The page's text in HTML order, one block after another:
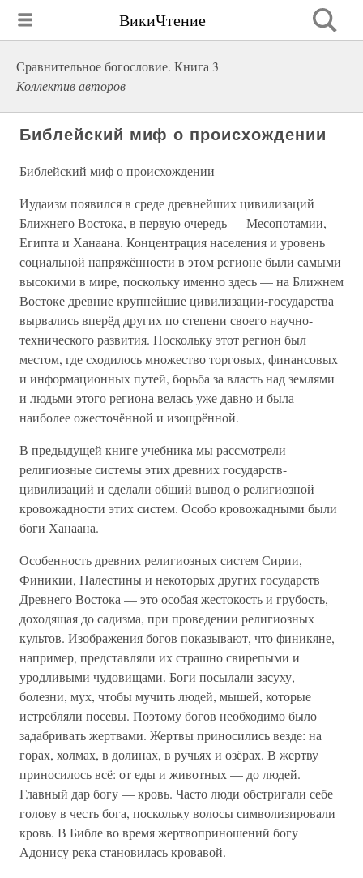
ВикиЧтение
Сравнительное богословие. Книга 3
Коллектив авторов
Библейский миф о происхождении
Библейский миф о происхождении
Иудаизм появился в среде древнейших цивилизаций
Ближнего Востока, в первую очередь — Месопотамии,
Египта и Ханаана. Концентрация населения и уровень
социальной напряжённости в этом регионе были самыми
высокими в мире, поскольку именно здесь — на Ближнем
Востоке древние крупнейшие цивилизации-государства
вырвались вперёд других по степени своего научно-
технического развития. Поскольку этот регион был
местом, где сходилось множество торговых, финансовых
и информационных путей, борьба за власть над землями
и людьми этого региона велась уже давно и была
наиболее ожесточённой и изощрённой.
В предыдущей книге учебника мы рассмотрели
религиозные системы этих древних государств-
цивилизаций и сделали общий вывод о религиозной
кровожадности этих систем. Особо кровожадными были
боги Ханаана.
Особенность древних религиозных систем Сирии,
Финикии, Палестины и некоторых других государств
Древнего Востока — это особая жестокость и грубость,
доходящая до садизма, при проведении религиозных
культов. Изображения богов показывают, что финикяне,
например, представляли их страшно свирепыми и
уродливыми чудовищами. Боги посылали засуху,
болезни, мух, чтобы мучить людей, мышей, которые
истребляли посевы. Поэтому богов необходимо было
задабривать жертвами. Жертвы приносились везде: на
горах, холмах, в долинах, в ручьях и озёрах. В жертву
приносилось всё: от еды и животных — до людей.
Главный дар богу — кровь. Часто люди обстригали себе
голову в честь бога, поскольку волосы символизировали
кровь. В Библе во время жертвоприношений богу
Адонису река становилась кровавой.